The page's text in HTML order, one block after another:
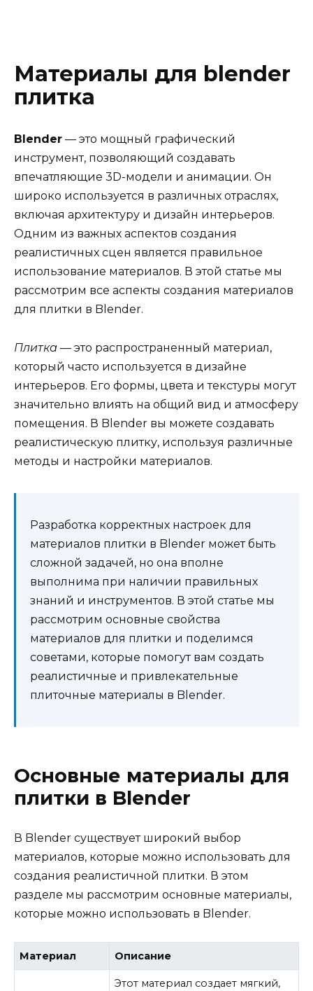
Материалы для blender
плитка
Blender — это мощный графический
инструмент, позволяющий создавать
впечатляющие 3D-модели и анимации. Он
широко используется в различных отраслях,
включая архитектуру и дизайн интерьеров.
Одним из важных аспектов создания
реалистичных сцен является правильное
использование материалов. В этой статье мы
рассмотрим все аспекты создания материалов
для плитки в Blender.
Плитка — это распространенный материал,
который часто используется в дизайне
интерьеров. Его формы, цвета и текстуры могут
значительно влиять на общий вид и атмосферу
помещения. В Blender вы можете создавать
реалистическую плитку, используя различные
методы и настройки материалов.
Разработка корректных настроек для
материалов плитки в Blender может быть
сложной задачей, но она вполне
выполнима при наличии правильных
знаний и инструментов. В этой статье мы
рассмотрим основные свойства
материалов для плитки и поделимся
советами, которые помогут вам создать
реалистичные и привлекательные
плиточные материалы в Blender.
Основные материалы для
плитки в Blender
В Blender существует широкий выбор
материалов, которые можно использовать для
создания реалистичной плитки. В этом
разделе мы рассмотрим основные материалы,
которые можно использовать в Blender.
Материал Описание
Этот материал создает мягкий,